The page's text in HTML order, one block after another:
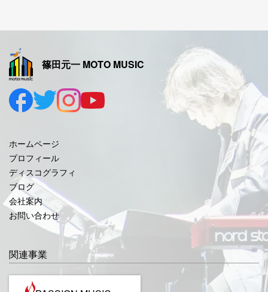
2025年9月
2025年8月
2025年7月
2025年5月
2025年4月
2025年3月
2025年2月
2025年1月
2024年12月
篠田元一 MOTO MUSIC
ホームページ
プロフィール
ディスコグラフィ
ブログ
会社案内
お問い合わせ
関連事業